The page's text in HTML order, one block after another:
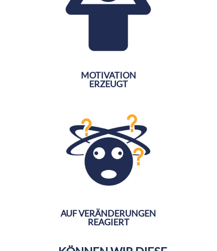
MOTIVATION
ERZEUGT
AUF VERÄNDERUNGEN
REAGIERT